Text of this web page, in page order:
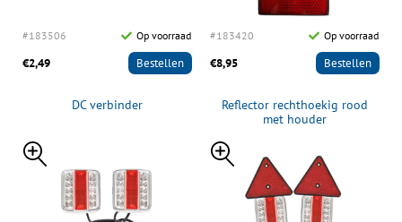
#183506 Op voorraad
€2,49 Bestellen
DC verbinder
#183420 Op voorraad
€8,95 Bestellen
Reflector rechthoekig rood
met houder